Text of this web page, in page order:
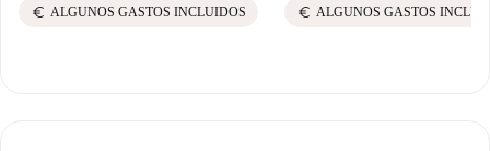
euro ALGUNOS GASTOS INCLUIDOS euro ALGUNOS GASTOS